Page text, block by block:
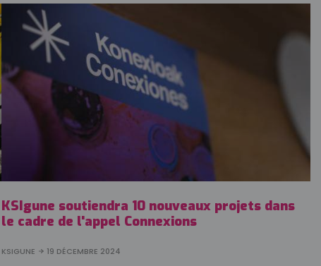
KSIgune soutiendra 10 nouveaux projets dans
le cadre de l'appel Connexions
KSIGUNE 19 DÉCEMBRE 2024